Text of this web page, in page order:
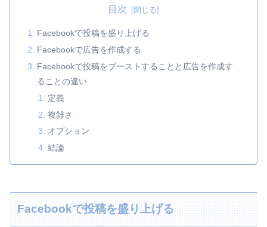
目次
Facebookで投稿を盛り上げる
Facebookで広告を作成する
Facebookで投稿をブーストすることと広告を作成す
ることの違い
定義
複雑さ
オプション
結論
Facebookで投稿を盛り上げる